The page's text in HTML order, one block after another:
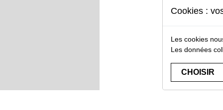
Cookies :
Les cookies
Les données
CHOISIR